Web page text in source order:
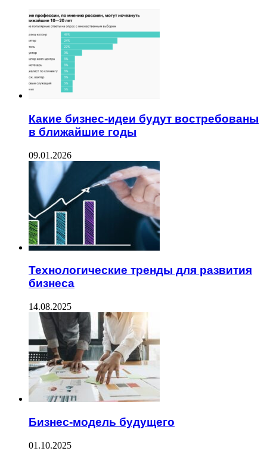
Какие бизнес-идеи будут востребованы
в ближайшие годы
09.01.2026
Технологические тренды для развития
бизнеса
14.08.2025
Бизнес-модель будущего
01.10.2025